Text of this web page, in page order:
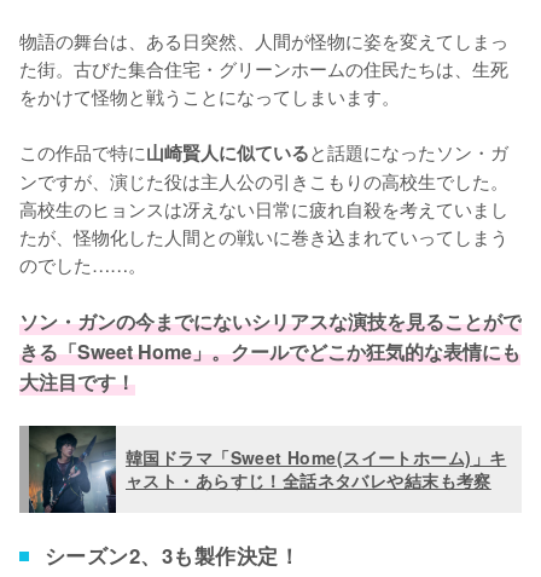
物語の舞台は、ある日突然、人間が怪物に姿を変えてしまっ
た街。古びた集合住宅・グリーンホームの住民たちは、生死
をかけて怪物と戦うことになってしまいます。
この作品で特に山崎賢人に似ていると話題になったソン・ガ
ンですが、演じた役は主人公の引きこもりの高校生でした。
高校生のヒョンスは冴えない日常に疲れ自殺を考えていまし
たが、怪物化した人間との戦いに巻き込まれていってしまう
のでした……。
ソン・ガンの今までにないシリアスな演技を見ることがで
きる「Sweet Home」。クールでどこか狂気的な表情にも
大注目です！
韓国ドラマ「Sweet Home(スイートホーム)」キ
ャスト・あらすじ！全話ネタバレや結末も考察
シーズン2、3も製作決定！